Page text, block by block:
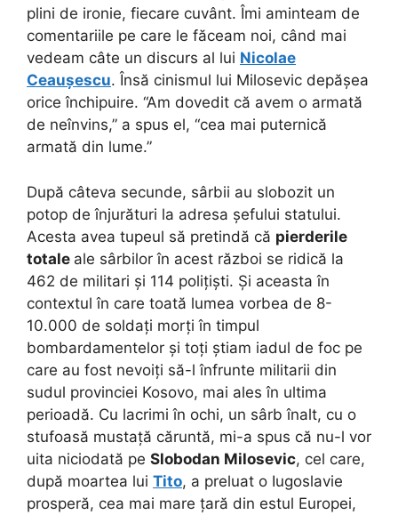
plini de ironie, fiecare cuvânt. Îmi aminteam de
comentariile pe care le făceam noi, când mai
vedeam câte un discurs al lui Nicolae
Ceaușescu. Însă cinismul lui Milosevic depășea
orice închipuire. “Am dovedit că avem o armată
de neînvins,” a spus el, “cea mai puternică
armată din lume.”
După câteva secunde, sârbii au slobozit un
potop de înjurături la adresa șefului statului.
Acesta avea tupeul să pretindă că pierderile
totale ale sârbilor în acest război se ridică la
462 de militari și 114 polițiști. Și aceasta în
contextul în care toată lumea vorbea de 8-
10.000 de soldați morți în timpul
bombardamentelor și toți știam iadul de foc pe
care au fost nevoiți să-l înfrunte militarii din
sudul provinciei Kosovo, mai ales în ultima
perioadă. Cu lacrimi în ochi, un sârb înalt, cu o
stufoasă mustață căruntă, mi-a spus că nu-l vor
uita niciodată pe Slobodan Milosevic, cel care,
după moartea lui Tito, a preluat o Iugoslavie
prosperă, cea mai mare țară din estul Europei,